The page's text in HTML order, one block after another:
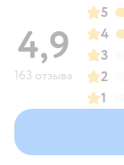
4,9
163 отзыва
5
4
3
2
1